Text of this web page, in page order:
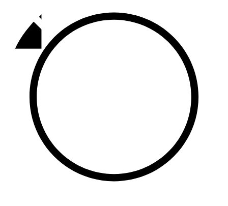
92,9 FM
Базарлы матак
107,1 FM
Балык бистәсе
104,9 FM
Баулы
107,5 FM
Биләр